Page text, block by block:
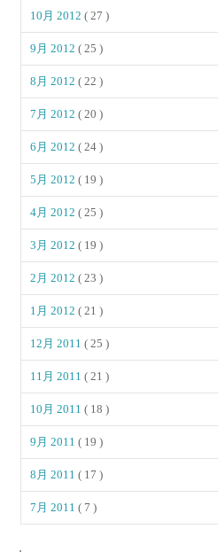
10月 2012( 27 )
9月 2012( 25 )
8月 2012( 22 )
7月 2012( 20 )
6月 2012( 24 )
5月 2012( 19 )
4月 2012( 25 )
3月 2012( 19 )
2月 2012( 23 )
1月 2012( 21 )
12月 2011( 25 )
11月 2011( 21 )
10月 2011( 18 )
9月 2011( 19 )
8月 2011( 17 )
7月 2011( 7 )